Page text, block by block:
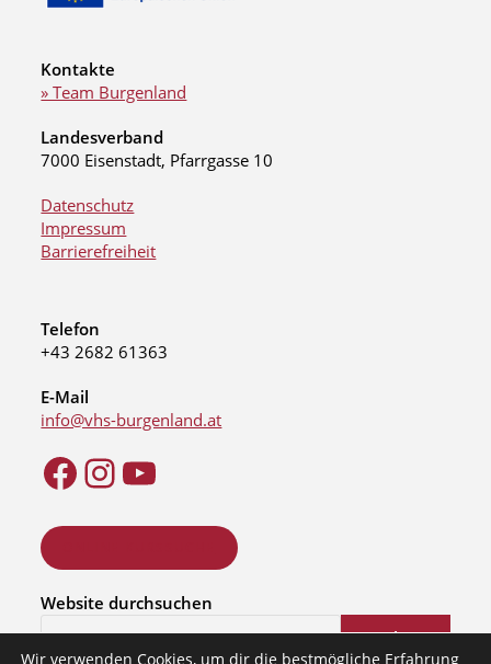
Kontakte
» Team Burgenland
Landesverband
7000 Eisenstadt, Pfarrgasse 10
Datenschutz
Impressum
Barrierefreiheit
Telefon
+43 2682 61363
E-Mail
info@vhs-burgenland.at
Website durchsuchen
Suchen
Wir verwenden Cookies, um dir die bestmögliche Erfahrung